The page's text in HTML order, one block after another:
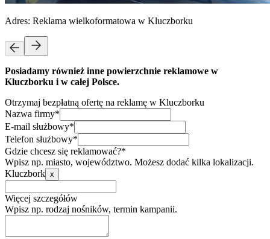
Adres: Reklama wielkoformatowa w Kluczborku
Posiadamy również inne powierzchnie reklamowe w
Kluczborku i w całej Polsce.
Otrzymaj bezpłatną ofertę na reklamę w Kluczborku
Nazwa firmy*
E-mail służbowy*
Telefon służbowy*
Gdzie chcesz się reklamować?*
Wpisz np. miasto, województwo. Możesz dodać kilka lokalizacji.
Kluczbork x
Więcej szczegółów
Wpisz np. rodzaj nośników, termin kampanii.